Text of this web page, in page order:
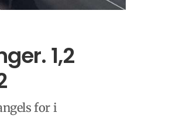
1,2
for i